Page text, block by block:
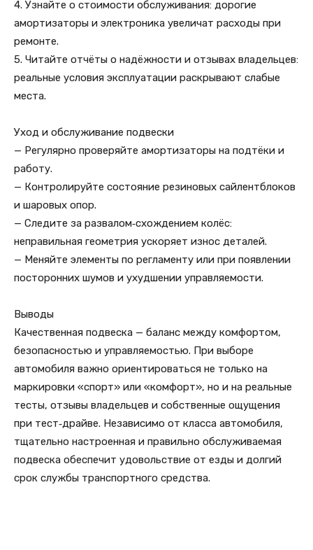
4. Узнайте о стоимости обслуживания: дорогие
амортизаторы и электроника увеличат расходы при
ремонте.
5. Читайте отчёты о надёжности и отзывах владельцев:
реальные условия эксплуатации раскрывают слабые
места.
Уход и обслуживание подвески
— Регулярно проверяйте амортизаторы на подтёки и
работу.
— Контролируйте состояние резиновых сайлентблоков
и шаровых опор.
— Следите за развалом‑схождением колёс:
неправильная геометрия ускоряет износ деталей.
— Меняйте элементы по регламенту или при появлении
посторонних шумов и ухудшении управляемости.
Выводы
Качественная подвеска — баланс между комфортом,
безопасностью и управляемостью. При выборе
автомобиля важно ориентироваться не только на
маркировки «спорт» или «комфорт», но и на реальные
тесты, отзывы владельцев и собственные ощущения
при тест‑драйве. Независимо от класса автомобиля,
тщательно настроенная и правильно обслуживаемая
подвеска обеспечит удовольствие от езды и долгий
срок службы транспортного средства.